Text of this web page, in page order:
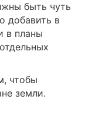
быть чуть
добавить в
в планы
чтобы
земли.